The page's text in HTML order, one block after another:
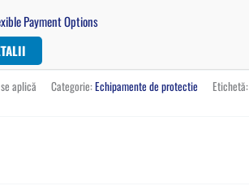
aplică Categorie:Echipamente de protectie Etichetă: